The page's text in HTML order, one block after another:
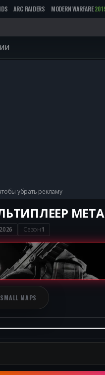
ARC RAIDERS MODERN WARFARE
убрать рекламу
META
Сезон1
SMALL MAPS